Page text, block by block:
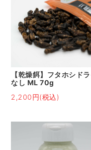
【乾燥餌】フタホシド
なし ML 70g
2,200円(税込)